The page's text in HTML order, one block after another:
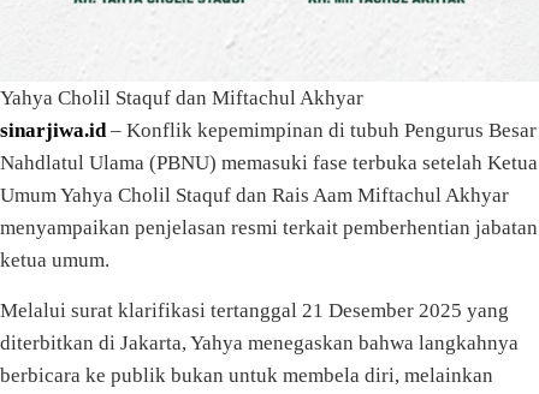
Yahya Cholil Staquf dan Miftachul Akhyar
sinarjiwa.id – Konflik kepemimpinan di tubuh Pengurus Besar
Nahdlatul Ulama (PBNU) memasuki fase terbuka setelah Ketua
Umum Yahya Cholil Staquf dan Rais Aam Miftachul Akhyar
menyampaikan penjelasan resmi terkait pemberhentian jabatan
ketua umum.
Melalui surat klarifikasi tertanggal 21 Desember 2025 yang
diterbitkan di Jakarta, Yahya menegaskan bahwa langkahnya
berbicara ke publik bukan untuk membela diri, melainkan